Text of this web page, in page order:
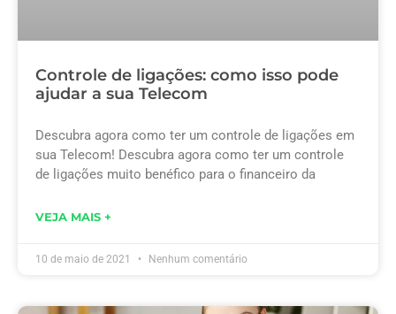
Controle de ligações: como isso pode
ajudar a sua Telecom
Descubra agora como ter um controle de ligações em
sua Telecom! Descubra agora como ter um controle
de ligações muito benéfico para o financeiro da
VEJA MAIS +
10 de maio de 2021 Nenhum comentário